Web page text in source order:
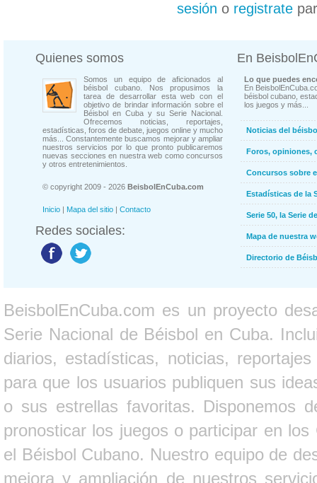
sesión o registrate
Quienes somos
Somos un equipo de aficionados al
béisbol cubano. Nos propusimos la
tarea de desarrollar esta web con el
objetivo de brindar información sobre el
Béisbol en Cuba y su Serie Nacional.
Ofrecemos noticias, reportajes,
estadísticas, foros de debate, juegos online y mucho
más... Constantemente buscamos mejorar y ampliar
nuestros servicios por lo que pronto publicaremos
nuevas secciones en nuestra web como concursos
y otros entretenimientos.
© copyright 2009 - 2026 BeisbolEnCuba.com
Inicio | Mapa del sitio | Contacto
Redes sociales:
En
Lo que puedes
En
béisbol cubano,
los juegos y más...
Noticias del
Foros, opiniones,
Concursos sobre
Estadísticas de la
Serie 50, la Serie
Mapa de nuestra
Directorio de
BeisbolEnCuba.com es un proyecto
Serie Nacional de Béisbol en Cuba.
diarios, estadísticas, noticias,
para que los usuarios publiquen sus
o sus estrellas favoritas. Disponemos
pronosticar los juegos o participar en
el Béisbol Cubano. Nuestro equipo de
mejora y ampliación de nuestros